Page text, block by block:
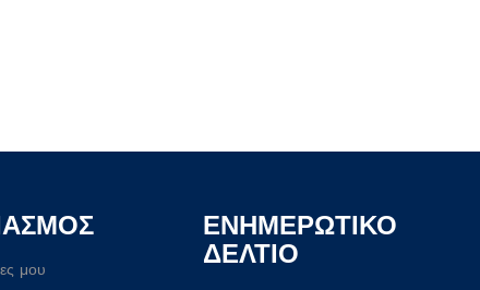
μου
ΕΝΗΜΕΡΩΤΙΚΟ
ΔΕΛΤΙΟ